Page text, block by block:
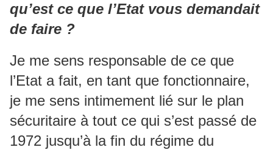
qu’est ce que l’Etat vous demandait
de faire ?
Je me sens responsable de ce que
l’Etat a fait, en tant que fonctionnaire,
je me sens intimement lié sur le plan
sécuritaire à tout ce qui s’est passé de
1972 jusqu’à la fin du régime du